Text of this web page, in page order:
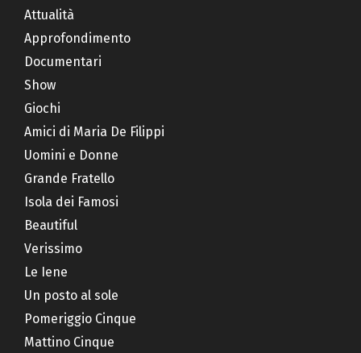
Attualità
Approfondimento
Documentari
Show
Giochi
Amici di Maria De Filippi
Uomini e Donne
Grande Fratello
Isola dei Famosi
Beautiful
Verissimo
Le Iene
Un posto al sole
Pomeriggio Cinque
Mattino Cinque